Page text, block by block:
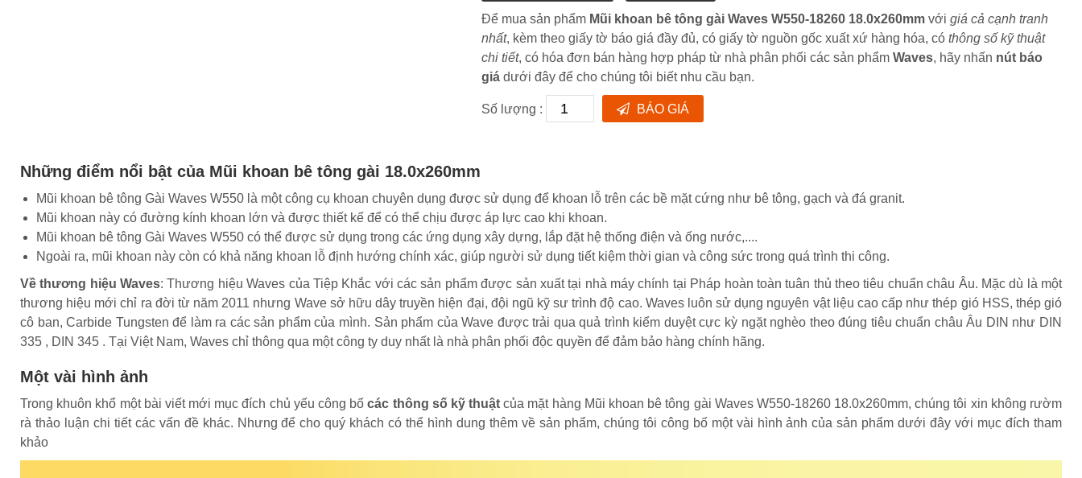
Để mua sản phẩm Mũi khoan bê tông gài Waves W550-18260 18.0x260mm vớigiá cả cạnh tranh
nhất, kèm theo giấy tờ báo giá đầy đủ, có giấy tờ nguồn gốc xuất xứ hàng hóa, cóthông số kỹ thuật
chi tiết, có hóa đơn bán hàng hợp pháp từ nhà phân phối các sản phẩmWaves, hãy nhấn nút báo
giá dưới đây để cho chúng tôi biết nhu cầu bạn.
Số lượng : BÁO GIÁ
Những điểm nổi bật của Mũi khoan bê tông gài 18.0x260mm
Mũi khoan bê tông Gài Waves W550 là một công cụ khoan chuyên dụng được sử dụng để khoan lỗ trên các bề mặt cứng như bê tông, gạch và đá granit.
Mũi khoan này có đường kính khoan lớn và được thiết kế để có thể chịu được áp lực cao khi khoan.
Mũi khoan bê tông Gài Waves W550 có thể được sử dụng trong các ứng dụng xây dựng, lắp đặt hệ thống điện và ống nước,....
Ngoài ra, mũi khoan này còn có khả năng khoan lỗ định hướng chính xác, giúp người sử dụng tiết kiệm thời gian và công sức trong quá trình thi công.
Về thương hiệu Waves: Thương hiệu Waves của Tiệp Khắc với các sản phẩm được sản xuất tại nhà máy chính tại Pháp hoàn toàn tuân thủ theo tiêu chuẩn châu Âu. Mặc dù là một
thương hiệu mới chỉ ra đời từ năm 2011 nhưng Wave sở hữu dây truyền hiện đại, đội ngũ kỹ sư trình độ cao. Waves luôn sử dụng nguyên vật liệu cao cấp như thép gió HSS, thép gió
cô ban, Carbide Tungsten để làm ra các sản phẩm của mình. Sản phẩm của Wave được trải qua quả trình kiểm duyệt cực kỳ ngặt nghèo theo đúng tiêu chuẩn châu Âu DIN như DIN
335 , DIN 345 . Tại Việt Nam, Waves chỉ thông qua một công ty duy nhất là nhà phân phối độc quyền để đảm bảo hàng chính hãng.
Một vài hình ảnh
Trong khuôn khổ một bài viết mới mục đích chủ yếu công bốcác thông số kỹ thuật của mặt hàng Mũi khoan bê tông gài Waves W550-18260 18.0x260mm, chúng tôi xin không rườm
rà thảo luận chi tiết các vấn đề khác. Nhưng để cho quý khách có thể hình dung thêm về sản phẩm, chúng tôi công bố một vài hình ảnh của sản phẩm dưới đây với mục đích tham
khảo